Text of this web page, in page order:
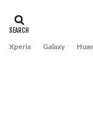
Xperia Galaxy